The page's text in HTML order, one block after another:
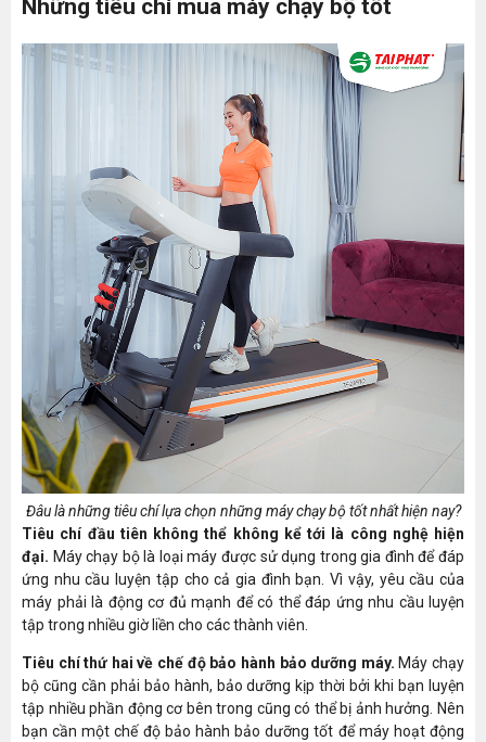
Những tiêu chí mua máy chạy bộ tốt
Đâu là những tiêu chí lựa chọn những máy chạy bộ tốt nhất hiện nay?
Tiêu chí đầu tiên không thể không kể tới là công nghệ hiện
đại. Máy chạy bộ là loại máy được sử dụng trong gia đình để đáp
ứng nhu cầu luyện tập cho cả gia đình bạn. Vì vậy, yêu cầu của
máy phải là động cơ đủ mạnh để có thể đáp ứng nhu cầu luyện
tập trong nhiều giờ liền cho các thành viên.
Tiêu chí thứ hai về chế độ bảo hành bảo dưỡng máy. Máy chạy
bộ cũng cần phải bảo hành, bảo dưỡng kịp thời bởi khi bạn luyện
tập nhiều phần động cơ bên trong cũng có thể bị ảnh hưởng. Nên
bạn cần một chế độ bảo hành bảo dưỡng tốt để máy hoạt động